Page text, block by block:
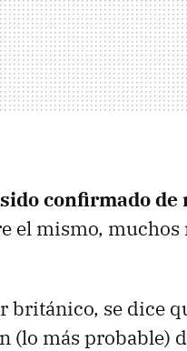
confirmado
el mismo,
británico, se dice
(lo más probable)